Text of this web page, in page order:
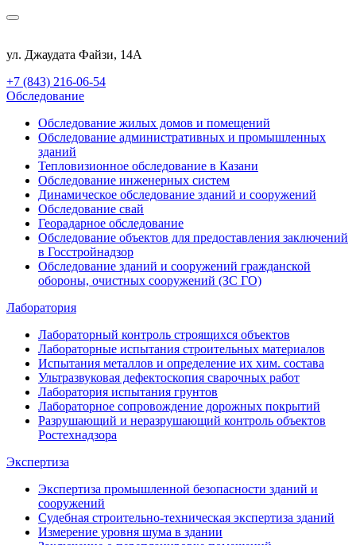
ул. Джаудата Файзи, 14А
+7 (843) 216-06-54
Обследование
Обследование жилых домов и помещений
Обследование административных и промышленных
зданий
Тепловизионное обследование в Казани
Обследование инженерных систем
Динамическое обследование зданий и сооружений
Обследование свай
Георадарное обследование
Обследование объектов для предоставления заключений
в Госстройнадзор
Обследование зданий и сооружений гражданской
обороны, очистных сооружений (ЗС ГО)
Лаборатория
Лабораторный контроль строящихся объектов
Лабораторные испытания строительных материалов
Испытания металлов и определение их хим. состава
Ультразвуковая дефектоскопия сварочных работ
Лаборатория испытания грунтов
Лабораторное сопровождение дорожных покрытий
Разрушающий и неразрушающий контроль объектов
Ростехнадзора
Экспертиза
Экспертиза промышленной безопасности зданий и
сооружений
Судебная строительно-техническая экспертиза зданий
Измерение уровня шума в здании